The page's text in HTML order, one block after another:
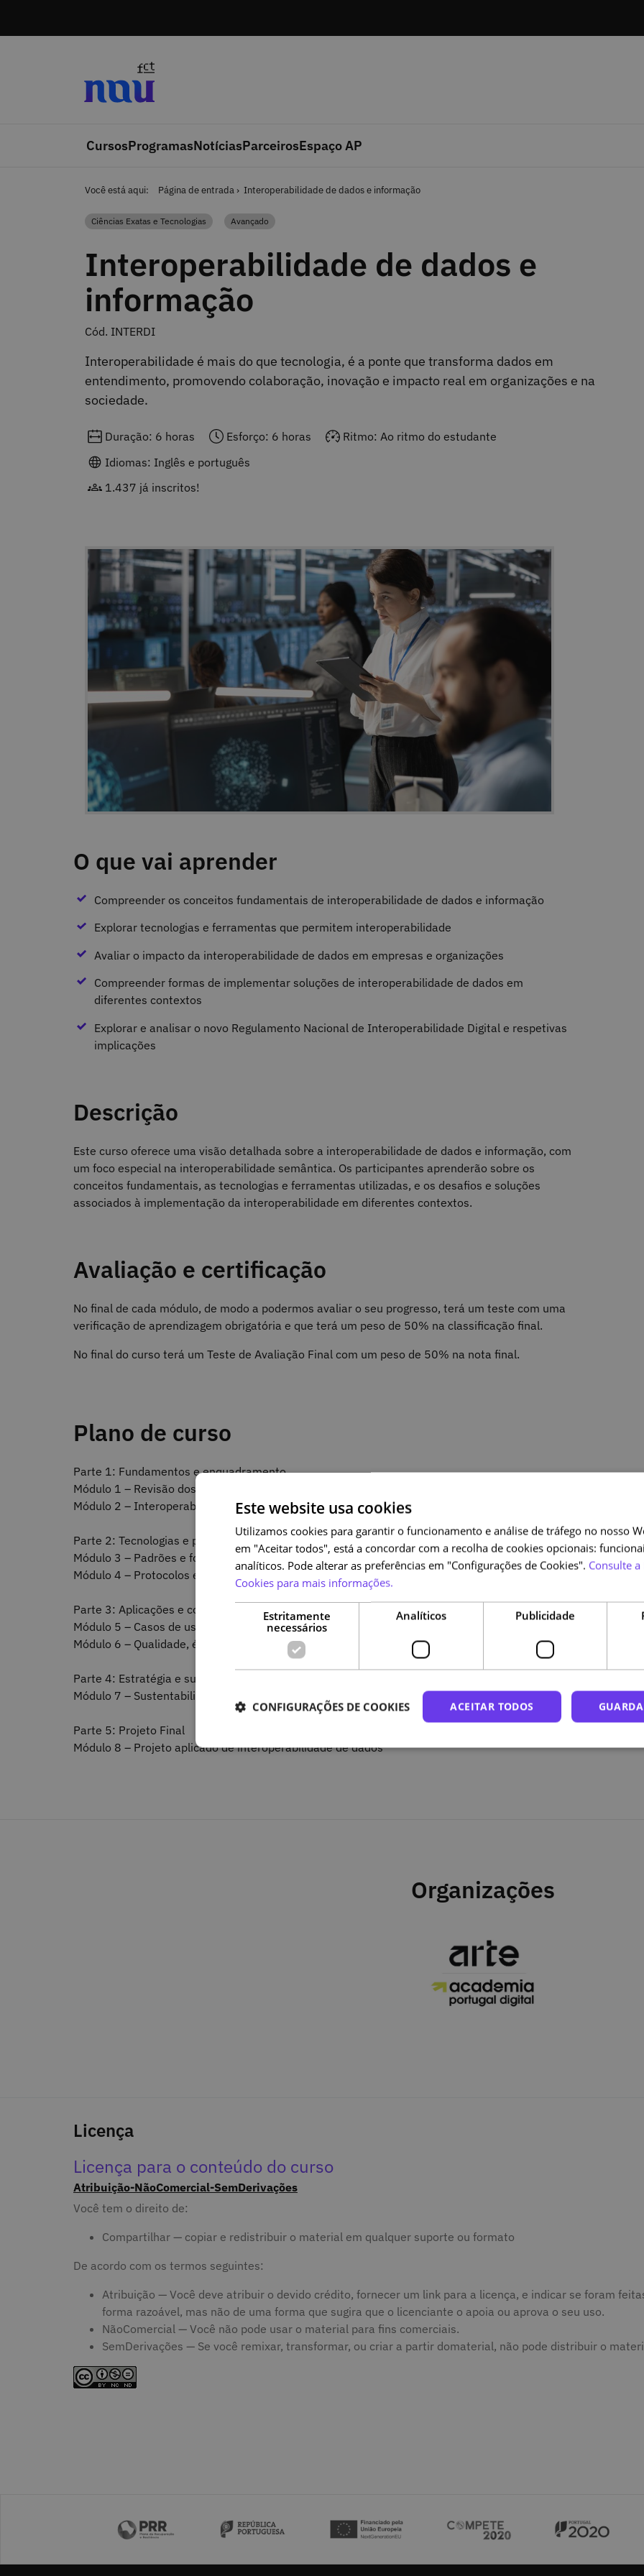
CursosProgramasNotíciasParceirosEspaço AP
Você está aqui: Página de entrada Interoperabilidade de dados e informação
Interoperabilidade de dados e
informação
Cód. INTERDI
Categoria
Ciências Exatas e Tecnologias Categoria
Avançado
Interoperabilidade é mais do que tecnologia, é a ponte que transforma dados em
entendimento, promovendo colaboração, inovação e impacto real em organizações e na
sociedade.
Duração: 6 horas Esforço: 6 horas
Ritmo: Ao ritmo do estudante
Idiomas: Inglês e português
1.437 já inscritos!
O que vai aprender
Compreender os conceitos fundamentais de interoperabilidade de dados e informação
Explorar tecnologias e ferramentas que permitem interoperabilidade
Avaliar o impacto da interoperabilidade de dados em empresas e organizações
Compreender formas de implementar soluções de interoperabilidade de dados em
diferentes contextos
Explorar e analisar o novo Regulamento Nacional de Interoperabilidade Digital e respetivas
implicações
Descrição
Este curso oferece uma visão detalhada sobre a interoperabilidade de dados e informação, com
um foco especial na interoperabilidade semântica. Os participantes aprenderão sobre os
conceitos fundamentais, as tecnologias e ferramentas utilizadas, e os desafios e soluções
associados à implementação da interoperabilidade em diferentes contextos.
Avaliação e certificação
No final de cada módulo, de modo a podermos avaliar o seu progresso, terá um teste com uma
verificação de aprendizagem obrigatória e que terá um peso de 50% na classificação final.
No final do curso terá um Teste de Avaliação Final com um peso de 50% na nota final.
Plano de curso
Parte 1: Fundamentos e enquadramento
Módulo 1 – Revisão dos fundamentos da interoperabilidade
Módulo 2 – Interoperabilidade semântica
Parte 2: Tecnologias e padrões
Módulo 3 – Padrões e formatos para interoperabilidade
Módulo 4 – Protocolos e APIs
Parte 3: Aplicações e contextos
Módulo 5 – Casos de uso e arquiteturas de interoperabilidade
Módulo 6 – Qualidade, ética e governação de dados
Parte 4: Estratégia e sustentabilidade
Módulo 7 – Sustentabilidade da interoperabilidade
Parte 5: Projeto Final
Módulo 8 – Projeto aplicado de interoperabilidade de dados
Organizações
Licença
Licença para o conteúdo do curso
Atribuição-NãoComercial-SemDerivações
Você tem o direito de:
Compartilhar — copiar e redistribuir o material em qualquer suporte ou formato
De acordo com os termos seguintes:
Atribuição — Você deve atribuir o devido crédito, fornecer um link para a licença, e indicar se foram
forma razoável, mas não de uma forma que sugira que o licenciante o apoia ou aprova o seu uso.
NãoComercial — Você não pode usar o material para fins comerciais.
SemDerivações — Se você remixar, transformar, ou criar a partir domaterial, não pode distribuir o
Este website usa cookies
Utilizamos cookies para garantir o funcionamento e análise de tráfego no nosso
em "Aceitar todos", está a concordar com a recolha de cookies opcionais:
analíticos. Pode alterar as preferências em "Configurações de Cookies". Consulte
Cookies para mais informações.
Estritamente
necessários
Analíticos Publicidade
ACEITAR TODOS
CONFIGURAÇÕES DE COOKIES